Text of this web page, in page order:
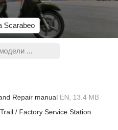
Scarabeo
...
Repair manual EN, 13.4 MB
/ Factory Service Station